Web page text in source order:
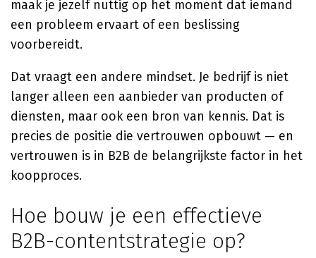
maak je jezelf nuttig op het moment dat iemand
een probleem ervaart of een beslissing
voorbereidt.
Dat vraagt een andere mindset. Je bedrijf is niet
langer alleen een aanbieder van producten of
diensten, maar ook een bron van kennis. Dat is
precies de positie die vertrouwen opbouwt — en
vertrouwen is in B2B de belangrijkste factor in het
koopproces.
Hoe bouw je een effectieve
B2B-contentstrategie op?